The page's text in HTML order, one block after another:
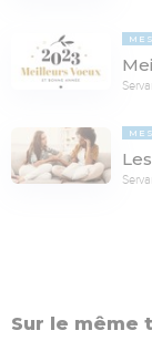
Sur le même